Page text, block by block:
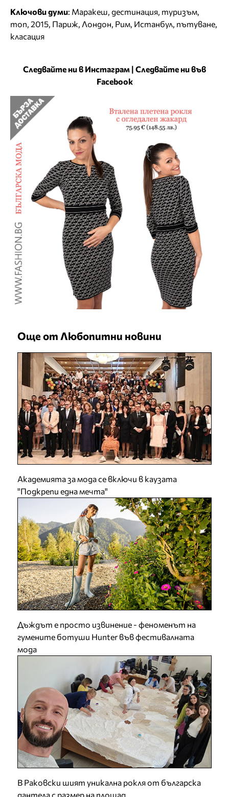
Ключови думи: Маракеш дестинация туризъм
топ 2015 Париж Лондон Рим Истанбул пътуване
класация
Следвайте ни в Инстаграм | Следвайте ни във
Facebook
Още от Любопитни новини
Академията за мода се включи в каузата
"Подкрепи една мечта"
Дъждът е просто извинение - феноменът на
гумените ботуши Hunter във фестивалната
мода
В Раковски шият уникална рокля от българска
дантела с размер на площад